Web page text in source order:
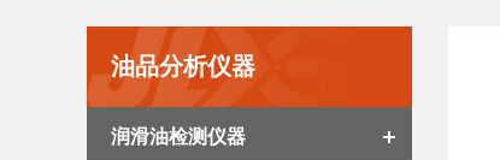
油品分析仪器
润滑油检测仪器